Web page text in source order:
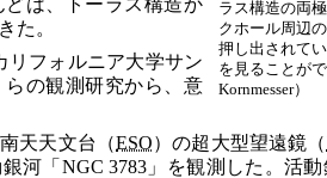
ラス構造の両
クホール周辺
押し出されて
を見ることが
Kornmesser）
た。
リフォルニア大学サン
の観測研究から、意
天天文台（ESO）の超大型望遠鏡（
河「NGC 3783」を観測した。活